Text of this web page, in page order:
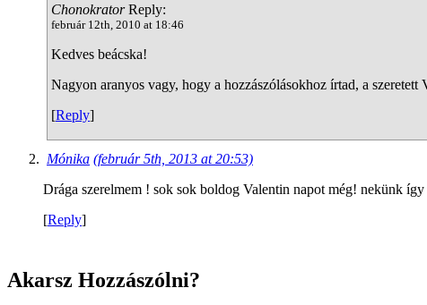
ChonokratorReply:
február 12th, 2010 at 18:46
Kedves beácska!
Nagyon aranyos vagy, hogy a hozzászólásokhoz írtad, a
[Reply]
Mónika (február 5th, 2013 at 20:53)
Drága szerelmem ! sok sok boldog Valentin napot még! nekünk
[Reply]
Akarsz Hozzászólni?